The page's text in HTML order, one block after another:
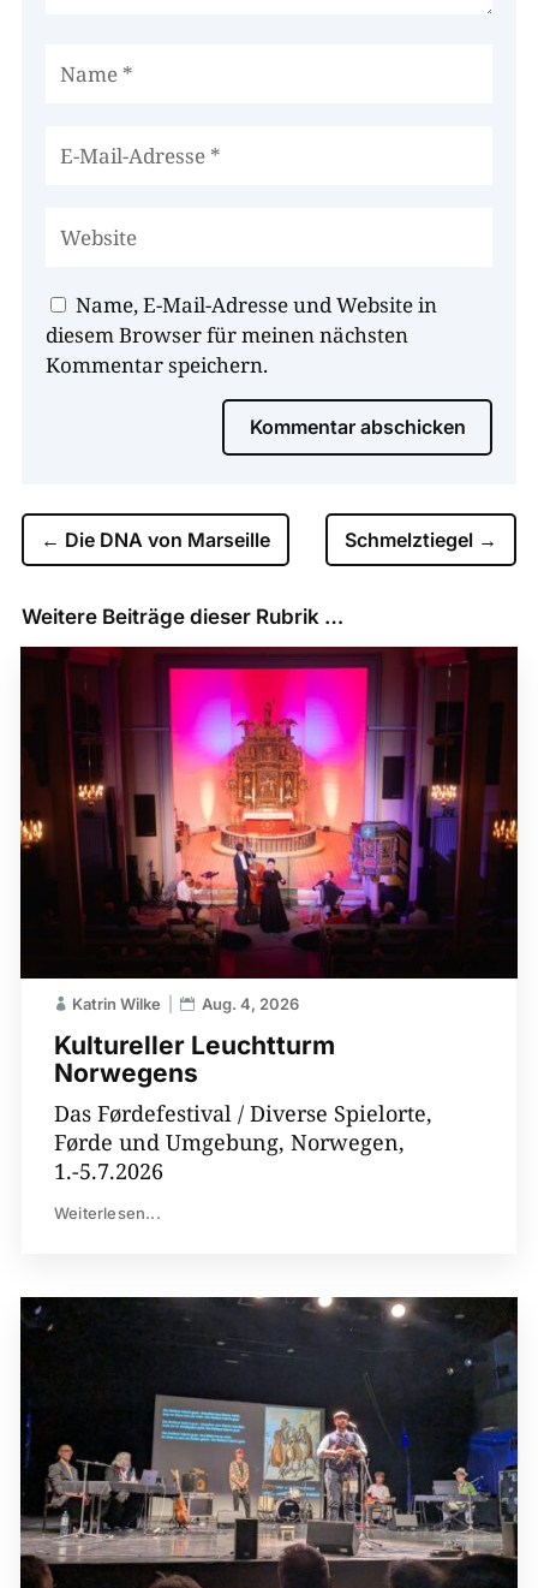
Name, E-Mail-Adresse und Website in
diesem Browser für meinen nächsten
Kommentar speichern.
Kommentar abschicken
← Die DNA von Marseille Schmelztiegel →
Weitere Beiträge dieser Rubrik …
Kultureller Leuchtturm
Norwegens
Katrin Wilke Aug. 4, 2026
Das Førdefestival / Diverse Spielorte,
Førde und Umgebung, Norwegen,
1.-5.7.2026
Weiterlesen...